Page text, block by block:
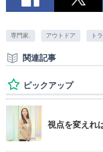
専門家. アウトドア ト
関連記事
ピックアップ
視点を変え